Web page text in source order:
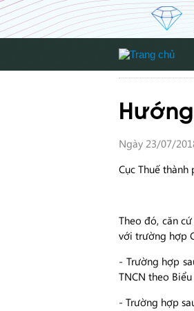
Ngày 23/07/
Cục Thuế
Theo đó, căn
với trường hợp
- Trường hợp
TNCN theo
- Trường hợp